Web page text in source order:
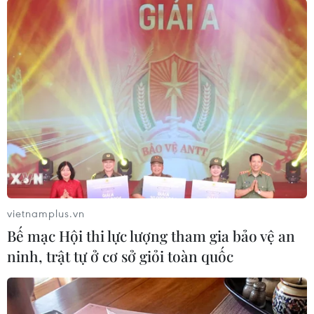
niên, tấm gương thanh thiếu niên tiêu biểu, đời
sống giới trẻ, tạo sự quan tâm của các cấp, các
ngành, xã hội đối với công tác giáo dục, bồi
dưỡng và phát huy thế hệ trẻ. Trải qua 7 năm tổ
chức, giải đã nhận được hơn 3.000 tác phẩm báo
chí gửi về dự thi./.
(Vietnam+)
vietnamplus.vn
Bế mạc Hội thi lực lượng tham gia bảo vệ an
ninh, trật tự ở cơ sở giỏi toàn quốc